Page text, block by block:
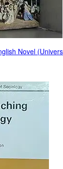
Novel